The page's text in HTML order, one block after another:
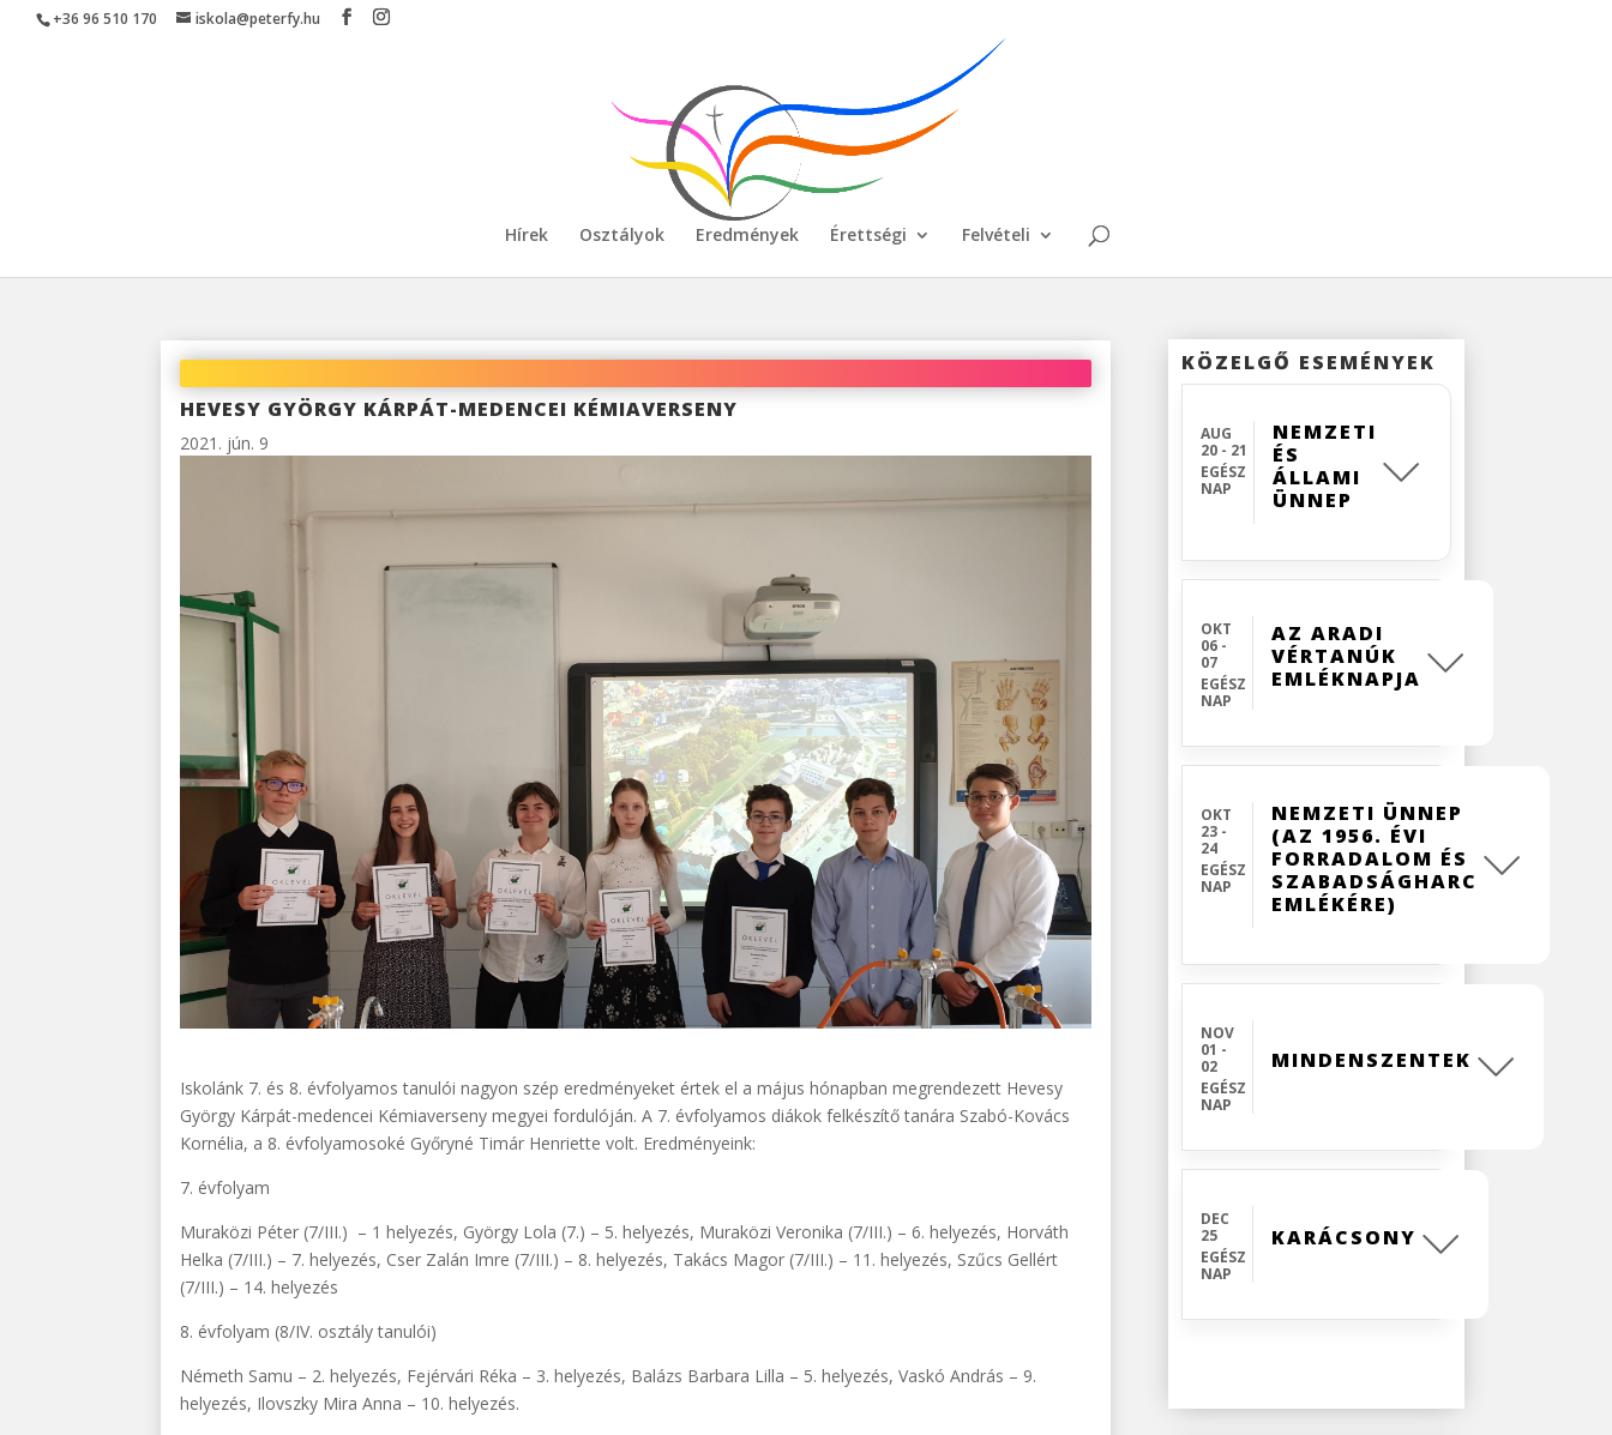
+36 96 510 170 iskola@peterfy.hu
Hírek Osztályok Eredmények Érettségi Felvételi
HEVESY GYÖRGY KÁRPÁT-MEDENCEI KÉMIAVERSENY
2021. jún. 9
Iskolánk 7. és 8. évfolyamos tanulói nagyon szép eredményeket értek el a május hónapban megrendezett Hevesy
György Kárpát-medencei Kémiaverseny megyei fordulóján. A 7. évfolyamos diákok felkészítő tanára Szabó-Kovács
Kornélia, a 8. évfolyamosoké Győryné Timár Henriette volt. Eredményeink:
7. évfolyam
Muraközi Péter (7/III.) – 1 helyezés, György Lola (7.) – 5. helyezés, Muraközi Veronika (7/III.) – 6. helyezés, Horváth
Helka (7/III.) – 7. helyezés, Cser Zalán Imre (7/III.) – 8. helyezés, Takács Magor (7/III.) – 11. helyezés, Szűcs Gellért
(7/III.) – 14. helyezés
8. évfolyam (8/IV. osztály tanulói)
Németh Samu – 2. helyezés, Fejérvári Réka – 3. helyezés, Balázs Barbara Lilla – 5. helyezés, Vaskó András – 9.
helyezés, Ilovszky Mira Anna – 10. helyezés.
KÖZELGŐ ESEMÉNYEK
AUG
20 - 21
EGÉSZ
NAP
NEMZETI
ÉS
ÁLLAMI
ÜNNEP
OKT
06 -
07
EGÉSZ
NAP
AZ ARADI
VÉRTANÚK
EMLÉKNAPJA
OKT
23 -
24
EGÉSZ
NAP
NEMZETI ÜNNEP
(AZ 1956. ÉVI
FORRADALOM ÉS
SZABADSÁGHARC
EMLÉKÉRE)
NOV
01 -
02
EGÉSZ
NAP
MINDENSZENTEK
DEC
25
EGÉSZ
NAP
KARÁCSONY